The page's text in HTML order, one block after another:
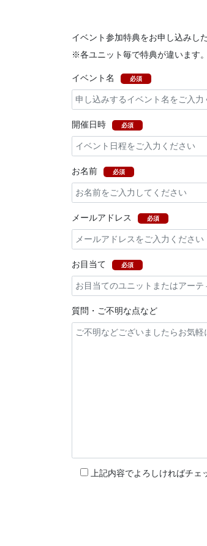
イベント参加特典をお申し込みし
※各ユニット毎で特典が違います
イベント名 必須
開催日時 必須
お名前 必須
メールアドレス 必須
お目当て 必須
質問・ご不明な点など
上記内容でよろしければチ